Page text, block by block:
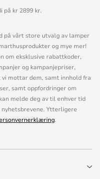
på kr 2899 kr.
på vårt store utvalg av lamper
og mye mer!
om eksklusive rabattkoder,
og kampanjepriser,
mottar dem, samt innhold fra
samt oppfordringer om
melde deg av til enhver tid
Ytterligere
.